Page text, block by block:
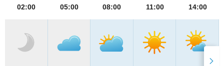
02:00
05:00
08:00
11:00
14:00